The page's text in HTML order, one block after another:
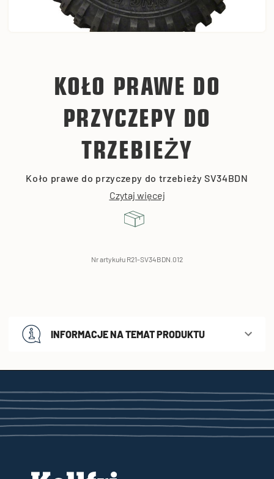
KOŁO PRAWE DO
PRZYCZEPY DO
TRZEBIEŻY
Koło prawe do przyczepy do trzebieży SV34BDN
Czytaj więcej
Nr artykułu R21-SV34BDN.012
INFORMACJE NA TEMAT PRODUKTU